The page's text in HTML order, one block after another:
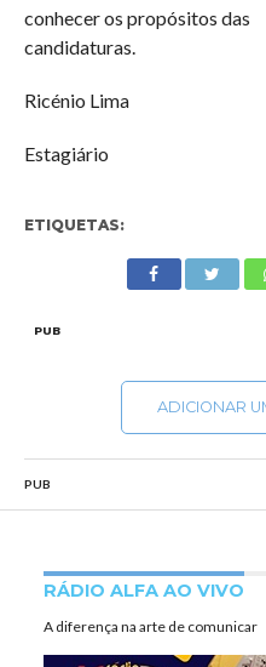
conhecer os propósitos das
candidaturas.
Ricénio Lima
Estagiário
ETIQUETAS:
PUB
ADICIONAR
PUB
RÁDIO ALFA AO VIVO
A diferença na arte de comunicar